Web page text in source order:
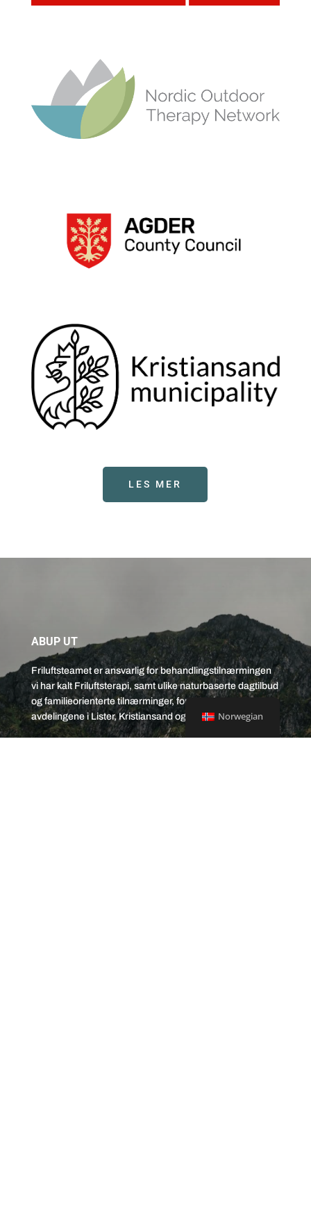
LES MER
ABUP UT
Friluftsteamet er ansvarlig for behandlingstilnærmingen
vi har kalt Friluftsterapi, samt ulike naturbaserte dagtilbud
og familieorienterte tilnærminger, fordelt på de tre
avdelingene i Lister, Kristiansand og Arendal.Norwegian